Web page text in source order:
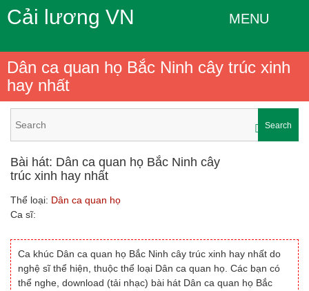
Cải lương VN MENU
Dân ca quan họ Bắc Ninh cây trúc xinh
hay nhất
Search
Bài hát: Dân ca quan họ Bắc Ninh cây
trúc xinh hay nhất
Thể loại: Dân ca quan họ
Ca sĩ:
Ca khúc Dân ca quan họ Bắc Ninh cây trúc xinh hay nhất do
nghệ sĩ thể hiện, thuộc thể loại Dân ca quan họ. Các bạn có
thể nghe, download (tải nhạc) bài hát Dân ca quan họ Bắc